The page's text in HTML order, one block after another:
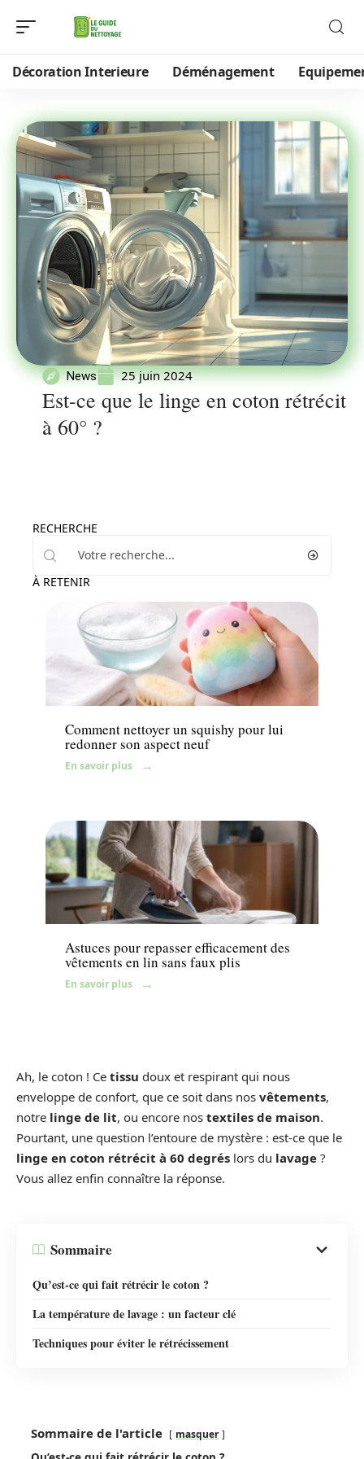
Décoration Interieure Déménagement
News 25 juin 2024
Est-ce que le linge en coton rétrécit
à 60° ?
RECHERCHE
À RETENIR
Comment nettoyer un squishy pour lui
redonner son aspect neuf
En savoir plus
News
Astuces pour repasser efficacement des
vêtements en lin sans faux plis
En savoir plus
Ah, le coton ! Ce tissu doux et respirant qui nous
enveloppe de confort, que ce soit dans nos vêtements,
notre linge de lit, ou encore nos textiles de maison.
Pourtant, une question l’entoure de mystère : est-ce que le
linge en coton rétrécit à 60 degrés lors du lavage ?
Vous allez enfin connaître la réponse.
Sommaire
Qu’est-ce qui fait rétrécir le coton ?
La température de lavage : un facteur clé
Techniques pour éviter le rétrécissement
Sommaire de l'article masquer